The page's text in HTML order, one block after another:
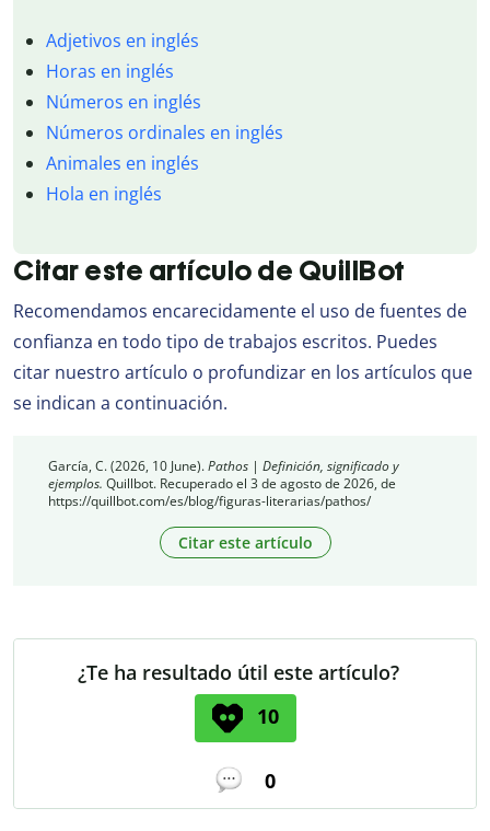
Adjetivos en inglés
Horas en inglés
Números en inglés
Números ordinales en inglés
Animales en inglés
Hola en inglés
Citar este artículo de QuillBot
Recomendamos encarecidamente el uso de fuentes de
confianza en todo tipo de trabajos escritos. Puedes
citar nuestro artículo o profundizar en los artículos que
se indican a continuación.
García, C. (2026, 10 June).Pathos | Definición, significado y
ejemplos. Quillbot. Recuperado el 3 de agosto de 2026, de
https://quillbot.com/es/blog/figuras-literarias/pathos/
Citar este artículo
¿Te ha resultado útil este artículo?
10
0